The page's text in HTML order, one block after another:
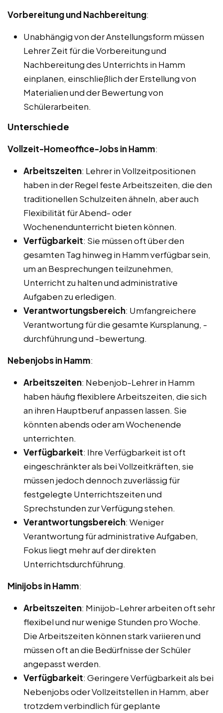
Vorbereitung und Nachbereitung:
Unabhängig von der Anstellungsform müssen
Lehrer Zeit für die Vorbereitung und
Nachbereitung des Unterrichts in Hamm
einplanen, einschließlich der Erstellung von
Materialien und der Bewertung von
Schülerarbeiten.
Unterschiede
Vollzeit-Homeoffice-Jobs in Hamm:
Arbeitszeiten: Lehrer in Vollzeitpositionen
haben in der Regel feste Arbeitszeiten, die den
traditionellen Schulzeiten ähneln, aber auch
Flexibilität für Abend- oder
Wochenendunterricht bieten können.
Verfügbarkeit: Sie müssen oft über den
gesamten Tag hinweg in Hamm verfügbar sein,
um an Besprechungen teilzunehmen,
Unterricht zu halten und administrative
Aufgaben zu erledigen.
Verantwortungsbereich: Umfangreichere
Verantwortung für die gesamte Kursplanung, -
durchführung und -bewertung.
Nebenjobs in Hamm:
Arbeitszeiten: Nebenjob-Lehrer in Hamm
haben häufig flexiblere Arbeitszeiten, die sich
an ihren Hauptberuf anpassen lassen. Sie
könnten abends oder am Wochenende
unterrichten.
Verfügbarkeit: Ihre Verfügbarkeit ist oft
eingeschränkter als bei Vollzeitkräften, sie
müssen jedoch dennoch zuverlässig für
festgelegte Unterrichtszeiten und
Sprechstunden zur Verfügung stehen.
Verantwortungsbereich: Weniger
Verantwortung für administrative Aufgaben,
Fokus liegt mehr auf der direkten
Unterrichtsdurchführung.
Minijobs in Hamm:
Arbeitszeiten: Minijob-Lehrer arbeiten oft sehr
flexibel und nur wenige Stunden pro Woche.
Die Arbeitszeiten können stark variieren und
müssen oft an die Bedürfnisse der Schüler
angepasst werden.
Verfügbarkeit: Geringere Verfügbarkeit als bei
Nebenjobs oder Vollzeitstellen in Hamm, aber
trotzdem verbindlich für geplante